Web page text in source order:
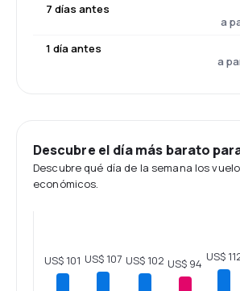
7 días antes
a
1 día antes
a
Descubre el día más barato
Descubre qué día de la semana los
económicos.
US$ 101 US$ 107 US$ 102 US$ 94 US$